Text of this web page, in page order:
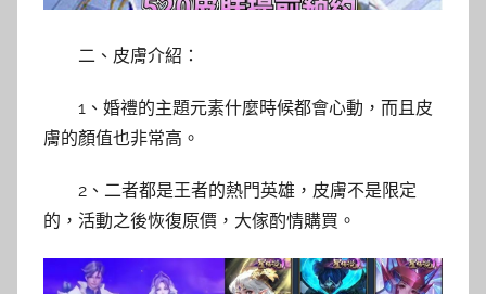
二、皮膚介紹：
1、婚禮的主題元素什麼時候都會心動，而且皮
膚的顏值也非常高。
2、二者都是王者的熱門英雄，皮膚不是限定
的，活動之後恢復原價，大傢酌情購買。